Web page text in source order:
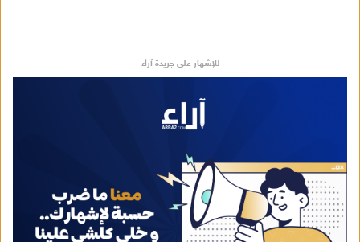
للإشهار على جريدة آراء